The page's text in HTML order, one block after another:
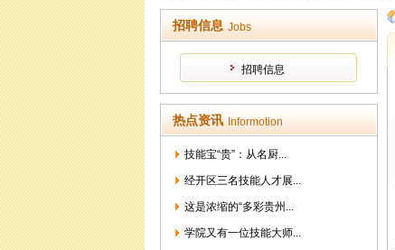
招聘信息 Jobs
招聘信息
热点资讯 Informotion
技能宝“贵”：从名厨...
经开区三名技能人才展...
这是浓缩的“多彩贵州...
学院又有一位技能大师...